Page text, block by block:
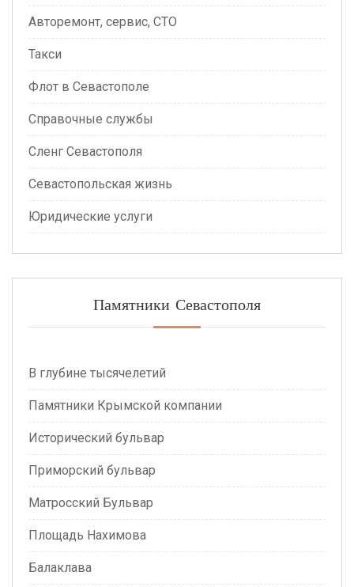
Авторемонт, сервис, СТО
Такси
Флот в Севастополе
Справочные службы
Сленг Севастополя
Севастопольская жизнь
Юридические услуги
Памятники Севастополя
В глубине тысячелетий
Памятники Крымской компании
Исторический бульвар
Приморский бульвар
Матросский Бульвар
Площадь Нахимова
Балаклава